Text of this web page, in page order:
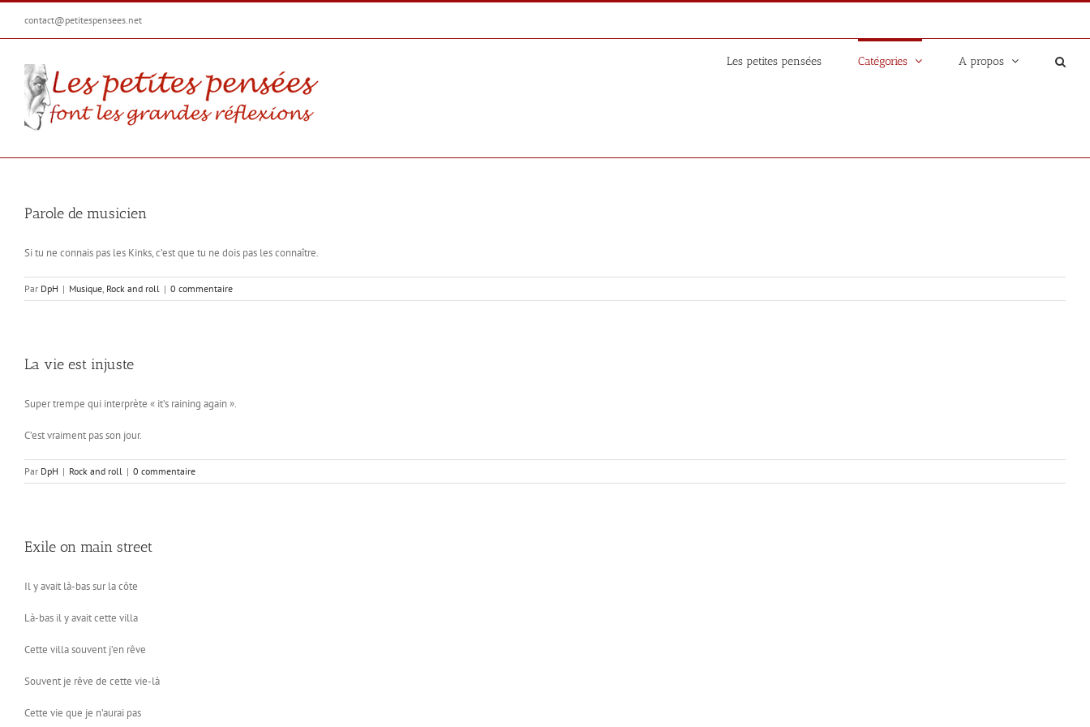
Passer
contenu
contact@petitespensees.net
Les petites pensées Catégories A propos
Parole de musicien
Si tu ne connais pas les Kinks, c’est que tu ne dois pas les connaître.
Par DpH | Musique, Rock and roll | 0 commentaire
La vie est injuste
Super trempe qui interprète « it’s raining again ».
C’est vraiment pas son jour.
Par DpH | Rock and roll | 0 commentaire
Exile on main street
Il y avait là-bas sur la côte
Là-bas il y avait cette villa
Cette villa souvent j’en rêve
Souvent je rêve de cette vie-là
Cette vie que je n’aurai pas